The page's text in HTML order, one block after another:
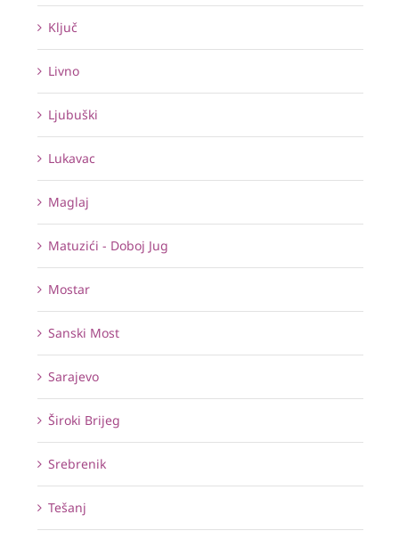
Ključ
Livno
Ljubuški
Lukavac
Maglaj
Matuzići - Doboj Jug
Mostar
Sanski Most
Sarajevo
Široki Brijeg
Srebrenik
Tešanj